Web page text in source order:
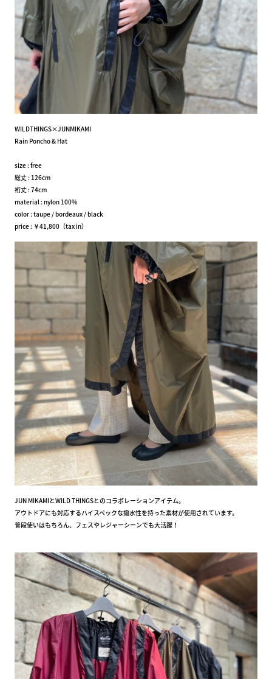
WILDTHINGS×JUNMIKAMI
Rain Poncho & Hat
size : free
総丈 : 126cm
裄丈 : 74cm
material : nylon 100%
color : taupe / bordeaux / black
price : ￥41,800（tax in）
JUN MIKAMIとWILD THINGSとのコラボレーションアイテム。
アウトドアにも対応するハイスペックな撥水性を持った素材が使用されています。
普段使いはもちろん、フェスやレジャーシーンでも大活躍！